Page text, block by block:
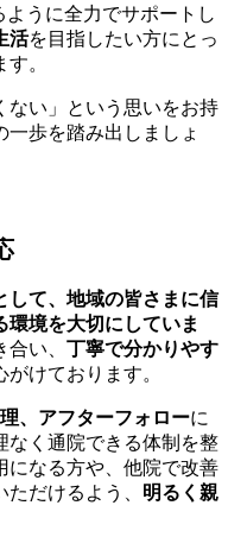
ように全力でサポートし
活を目指したい方にとっ
。
ない」という思いをお持
歩を踏み出しましょ
して、地域の皆さまに信
環境を大切にしていま
い、 丁寧で分かりやす
がけております。
、アフターフォローに
なく通院できる体制を整
になる方や、他院で改善
だけるよう、 明るく親